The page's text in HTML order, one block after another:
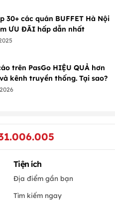
30+ các quán BUFFET Hà Nội
ƯU ĐÃI hấp dẫn nhất
trên PasGo HIỆU QUẢ hơn
kênh truyền thống. Tại sao?
Tiện ích
Địa điểm gần bạn
Tìm kiếm ngay